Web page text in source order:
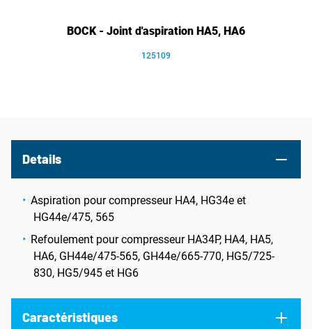
BOCK - Joint d'aspiration HA5, HA6
125109
Details
Aspiration pour compresseur HA4, HG34e et
HG44e/475, 565
Refoulement pour compresseur HA34P, HA4, HA5,
HA6, GH44e/475-565, GH44e/665-770, HG5/725-
830, HG5/945 et HG6
Caractéristiques